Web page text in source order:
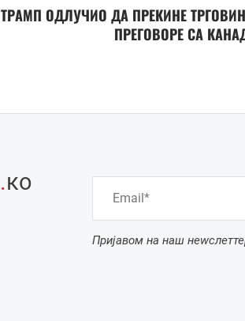
ТРАМП ОДЛУЧИО ДА ПРЕКИНЕ
ПРЕГОВОРЕ СА
.ко
Пријавом на наш